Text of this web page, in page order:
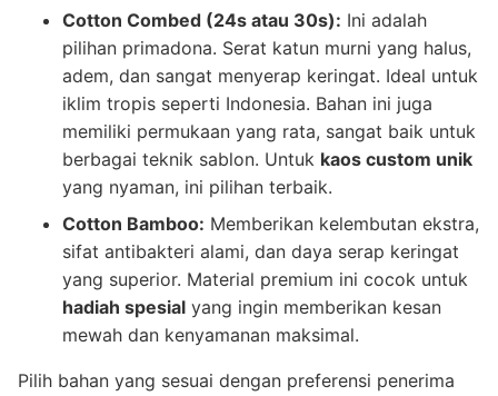
Cotton Combed (24s atau 30s): Ini adalah
pilihan primadona. Serat katun murni yang halus,
adem, dan sangat menyerap keringat. Ideal untuk
iklim tropis seperti Indonesia. Bahan ini juga
memiliki permukaan yang rata, sangat baik untuk
berbagai teknik sablon. Untuk kaos custom unik
yang nyaman, ini pilihan terbaik.
Cotton Bamboo: Memberikan kelembutan ekstra,
sifat antibakteri alami, dan daya serap keringat
yang superior. Material premium ini cocok untuk
hadiah spesial yang ingin memberikan kesan
mewah dan kenyamanan maksimal.
Pilih bahan yang sesuai dengan preferensi penerima